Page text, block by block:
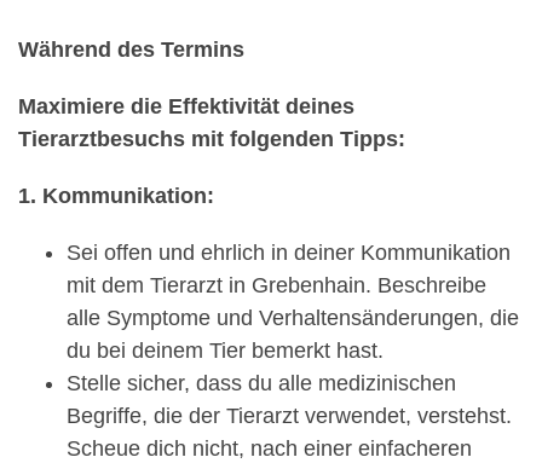
Während des Termins
Maximiere die Effektivität deines
Tierarztbesuchs mit folgenden Tipps:
1. Kommunikation:
Sei offen und ehrlich in deiner Kommunikation
mit dem Tierarzt in Grebenhain. Beschreibe
alle Symptome und Verhaltensänderungen, die
du bei deinem Tier bemerkt hast.
Stelle sicher, dass du alle medizinischen
Begriffe, die der Tierarzt verwendet, verstehst.
Scheue dich nicht, nach einer einfacheren